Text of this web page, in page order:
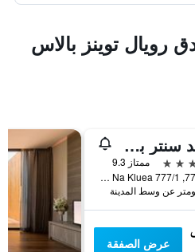
رويال توينز بالاس
جراند سنتر بوينت باتايا
ممتاز 9.3
456, 777, 777/1 M.6 Na Kluea, باتايا, تايلاند
عرض الصفقة